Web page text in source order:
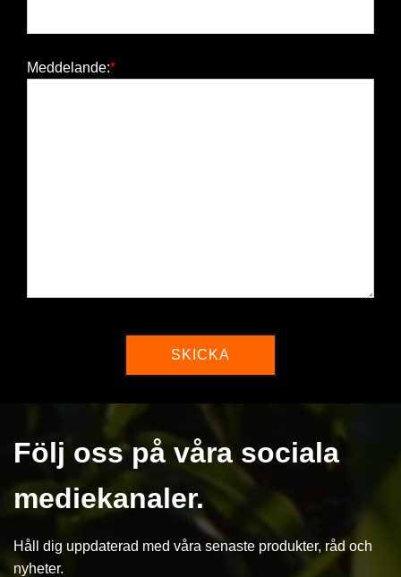
Meddelande:
Följ oss på våra sociala
mediekanaler.
Håll dig uppdaterad med våra senaste produkter, råd och
nyheter.